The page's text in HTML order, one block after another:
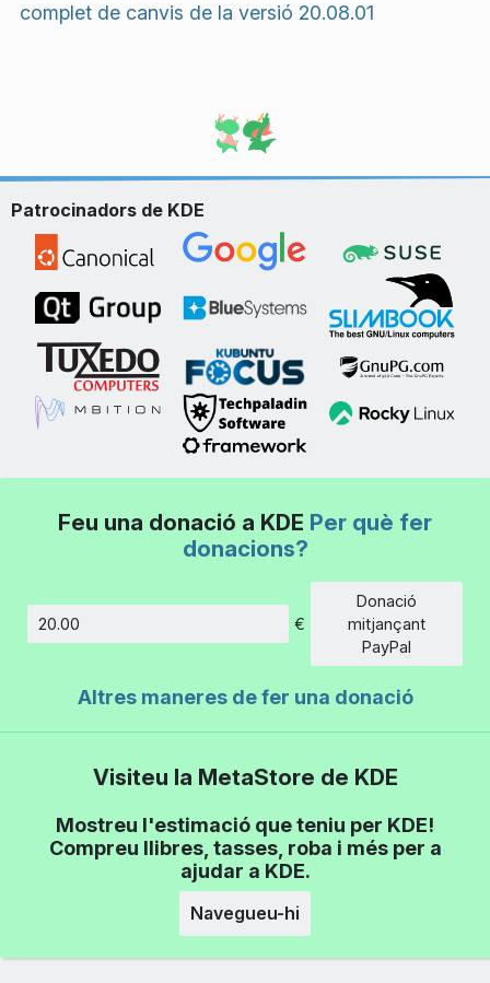
complet de canvis de la versió 20.08.01
Patrocinadors de KDE
Feu una donació a KDE Per què fer
donacions?
€
Donació
mitjançant
PayPal
Altres maneres de fer una donació
Visiteu la MetaStore de KDE
Mostreu l'estimació que teniu per KDE!
Compreu llibres, tasses, roba i més per a
ajudar a KDE.
Navegueu-hi